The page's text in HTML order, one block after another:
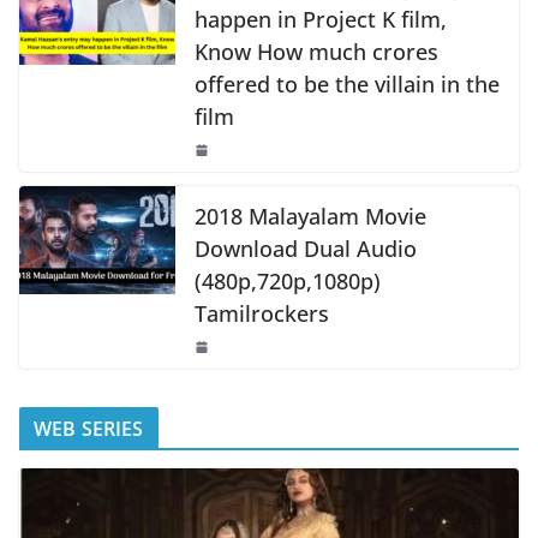
happen in Project K film,
Know How much crores
offered to be the villain in the
film
2018 Malayalam Movie
Download Dual Audio
(480p,720p,1080p)
Tamilrockers
WEB SERIES